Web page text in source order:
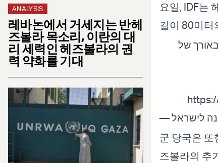
ANALYSIS
레바논에서 거세지는 반헤
즈볼라 목소리, 이란의 대
리 세력인 헤즈볼라의 권
력 약화를 기대
요일, IDF는
길이 80미터
תת-קרקעי באורך של
군 당국은 또
즈볼라의 추